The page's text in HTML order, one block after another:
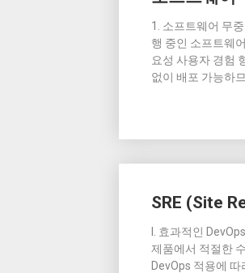
1. 소프트웨어 무
행 중인 소프트웨
요성 사용자 경험
없이 배포 가능하
SRE (Site
I. 효과적인
제품에서 적절한
DevOps 적용에